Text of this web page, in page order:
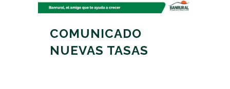
COMUNICADO
NUEVAS TASAS